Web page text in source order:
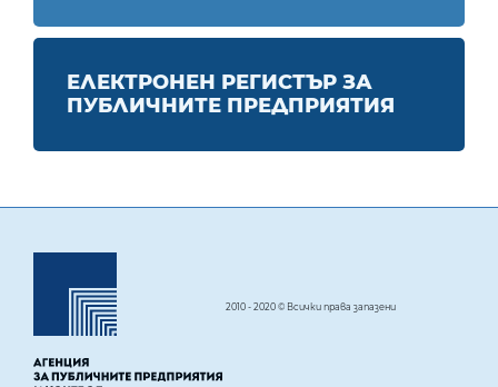
ЕЛЕКТРОНЕН РЕГИСТЪР ЗА
ПУБЛИЧНИТЕ ПРЕДПРИЯТИЯ
2010 - 2020 © Всички права запазени